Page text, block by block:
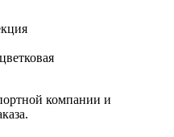
компании и